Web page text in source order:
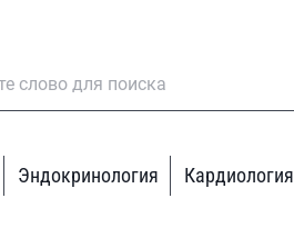
Эндокринология Кардиология